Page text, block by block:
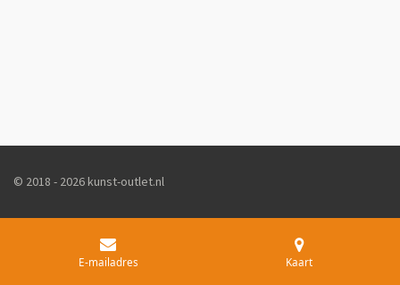
© 2018 - 2026 kunst-outlet.nl
E-mailadres Kaart